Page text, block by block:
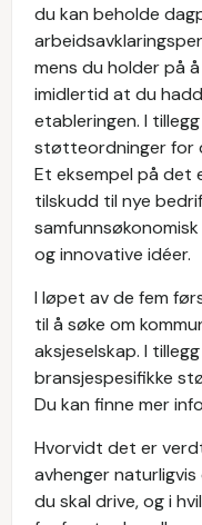
du kan beholde
mens du holder på
imidlertid at du
etableringen. I
støtteordninger for
Et eksempel på det
tilskudd til nye
og innovative idéer.
I løpet av de fem
til å søke om
aksjeselskap. I
bransjespesifikke
Du kan finne mer
Hvorvidt det er
avhenger
du skal drive, og i